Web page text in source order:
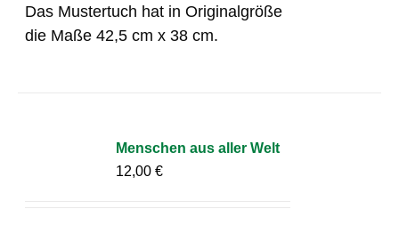
Das Mustertuch hat in Originalgröße
die Maße 42,5 cm x 38 cm.
Menschen aus aller Welt
12,00€